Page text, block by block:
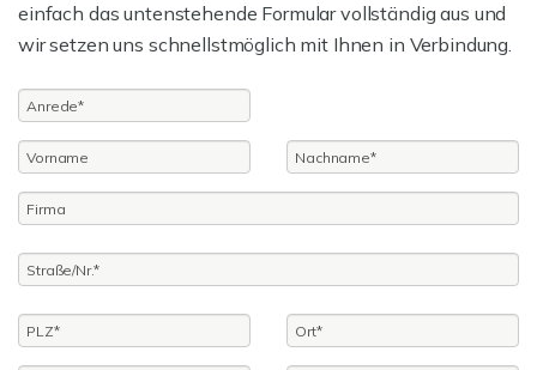
einfach das untenstehende Formular vollständig aus und
wir setzen uns schnellstmöglich mit Ihnen in Verbindung.